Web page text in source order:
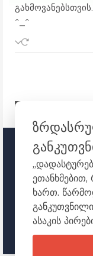
^_^
ეთანხმებით,
ხართ.
ასაკის
ანიმე